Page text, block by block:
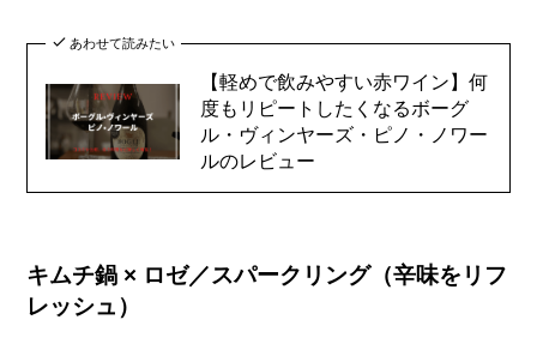
あわせて読みたい
【軽めで飲みやすい赤ワイン】何
度もリピートしたくなるボーグ
ル・ヴィンヤーズ・ピノ・ノワー
ルのレビュー
キムチ鍋 × ロゼ／スパークリング（辛味をリフ
レッシュ）